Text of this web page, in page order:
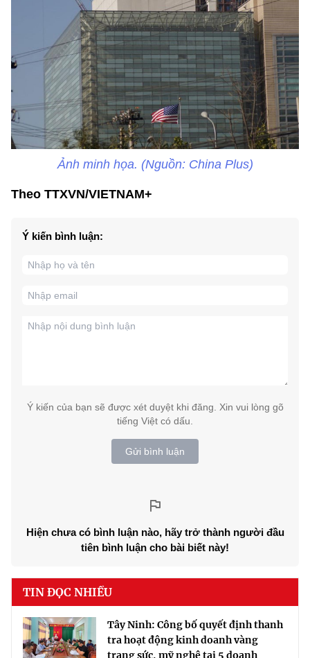
Ảnh minh họa. (Nguồn: China Plus)
Theo TTXVN/VIETNAM+
Ý kiến bình luận:
Ý kiến của bạn sẽ được xét duyệt khi đăng. Xin vui lòng gõ
tiếng Việt có dấu.
Gửi bình luận
Hiện chưa có bình luận nào, hãy trở thành người đầu
tiên bình luận cho bài biết này!
TIN ĐỌC NHIỀU
Tây Ninh: Công bố quyết định thanh
tra hoạt động kinh doanh vàng
trang sức, mỹ nghệ tại 5 doanh